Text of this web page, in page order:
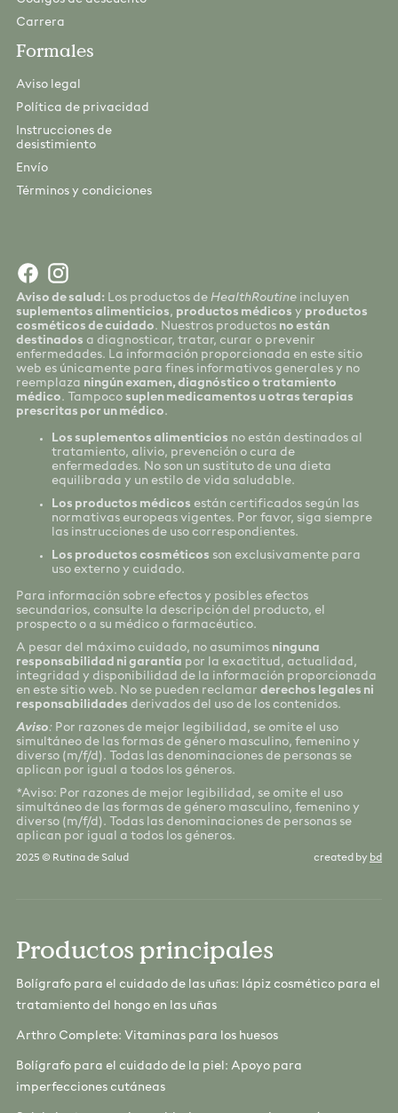
Carrera
Formales
Aviso legal
Política de privacidad
Instrucciones de
desistimiento
Envío
Términos y condiciones
Aviso de salud: Los productos de HealthRoutine incluyen
suplementos alimenticios, productos médicos y productos
cosméticos de cuidado. Nuestros productos no están
destinados a diagnosticar, tratar, curar o prevenir
enfermedades. La información proporcionada en este sitio
web es únicamente para fines informativos generales y no
reemplaza ningún examen, diagnóstico o tratamiento
médico. Tampoco suplen medicamentos u otras terapias
prescritas por un médico.
Los suplementos alimenticios no están destinados al
tratamiento, alivio, prevención o cura de
enfermedades. No son un sustituto de una dieta
equilibrada y un estilo de vida saludable.
Los productos médicos están certificados según las
normativas europeas vigentes. Por favor, siga siempre
las instrucciones de uso correspondientes.
Los productos cosméticos son exclusivamente para
uso externo y cuidado.
Para información sobre efectos y posibles efectos
secundarios, consulte la descripción del producto, el
prospecto o a su médico o farmacéutico.
A pesar del máximo cuidado, no asumimos ninguna
responsabilidad ni garantía por la exactitud, actualidad,
integridad y disponibilidad de la información proporcionada
en este sitio web. No se pueden reclamar derechos legales ni
responsabilidades derivados del uso de los contenidos.
Aviso: Por razones de mejor legibilidad, se omite el uso
simultáneo de las formas de género masculino, femenino y
diverso (m/f/d). Todas las denominaciones de personas se
aplican por igual a todos los géneros.
*Aviso: Por razones de mejor legibilidad, se omite el uso
simultáneo de las formas de género masculino, femenino y
diverso (m/f/d). Todas las denominaciones de personas se
aplican por igual a todos los géneros.
2025 © Rutina de Salud created by bd
Productos principales
Bolígrafo para el cuidado de las uñas: lápiz cosmético para el
tratamiento del hongo en las uñas
Arthro Complete: Vitaminas para los huesos
Bolígrafo para el cuidado de la piel: Apoyo para
imperfecciones cutáneas